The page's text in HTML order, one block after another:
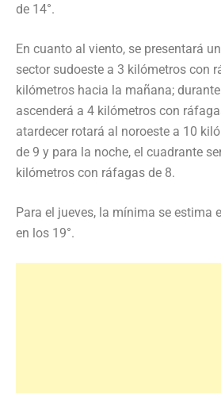
de 14°.
En cuanto al viento, se presentará
sector sudoeste a 3 kilómetros con
kilómetros hacia la mañana;
ascenderá a 4 kilómetros con
atardecer rotará al noroeste a 10
de 9 y para la noche, el cuadrante
kilómetros con ráfagas de 8.
Para el jueves, la mínima se estima
en los 19°.